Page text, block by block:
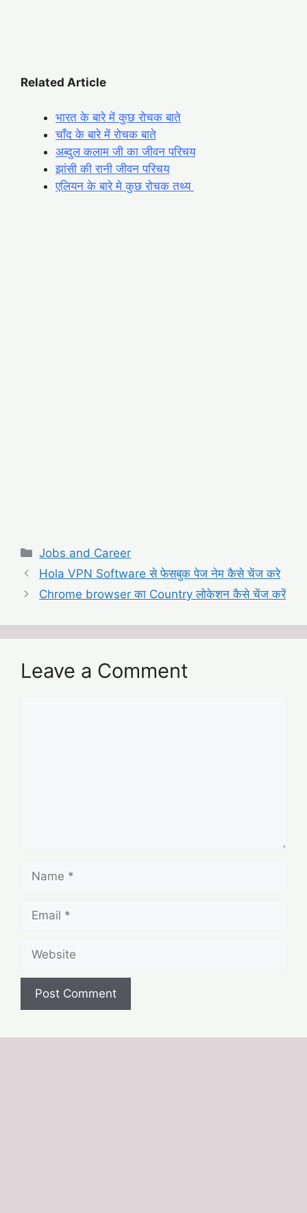
Related Article
भारत के बारे में कुछ रोचक बाते
चाँद के बारे में रोचक बाते
अब्दुल कलाम जी का जीवन परिचय
झांसी की रानी जीवन परिचय
एलियन के बारे मे कुछ रोचक तथ्य
Categories
Jobs and Career
Hola VPN Software से फेसबुक पेज नेम कैसे चेंज करे
Chrome browser का Country लोकेशन कैसे चेंज करें
Leave a Comment
Name
Email
Website